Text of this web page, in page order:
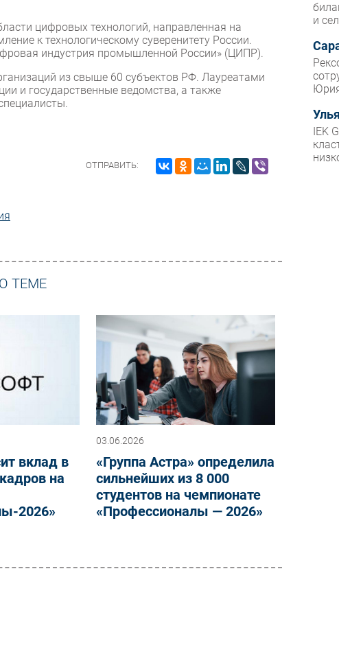
цифровых технологий, направленная на
к технологическому суверенитету России.
индустрия промышленной России» (ЦИПР).
из свыше 60 субъектов РФ. Лауреатами
и государственные ведомства, а также
ОТПРАВИТЬ:
ТЕМЕ
вклад в
на
2026»
03.06.2026
«Группа Астра» определила
сильнейших из 8 000
студентов на чемпионате
«Профессионалы — 2026»
и
IEK